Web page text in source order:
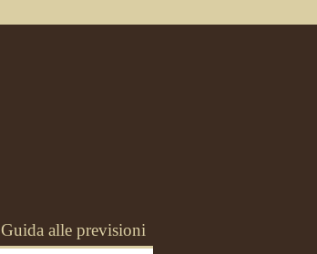
Guida alle previsioni